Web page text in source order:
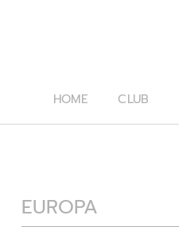
HOME CLUB
EUROPA